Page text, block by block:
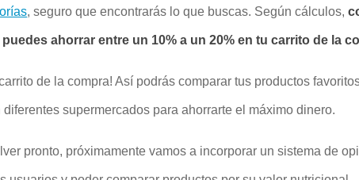
, seguro que encontrarás lo que buscas. Según cálculos,
ahorrar entre un 10% a un 20% en tu carrito de la
de la compra! Así podrás comparar tus productos
supermercados para ahorrarte el máximo dinero.
pronto, próximamente vamos a incorporar un sistema de